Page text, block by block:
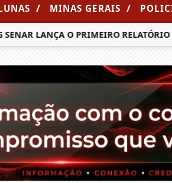
/ MINAS GERAIS /
LANÇA O PRIMEIRO RELATÓRIO